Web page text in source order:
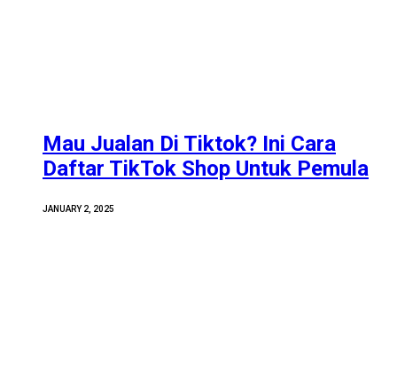
Mau Jualan Di Tiktok? Ini Cara
Daftar TikTok Shop Untuk Pemula
JANUARY 2, 2025